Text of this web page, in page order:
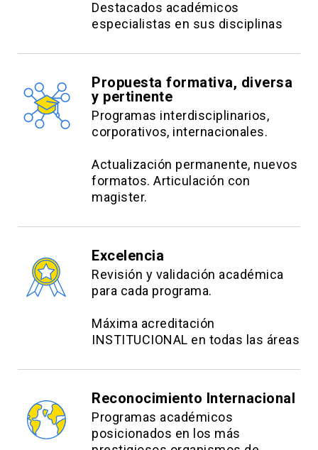
Destacados académicos
especialistas en sus disciplinas
Propuesta formativa, diversa
y pertinente
Programas interdisciplinarios,
corporativos, internacionales.
Actualización permanente, nuevos
formatos. Articulación con
magister.
Excelencia
Revisión y validación académica
para cada programa.
Máxima acreditación
INSTITUCIONAL en todas las áreas
Reconocimiento Internacional
Programas académicos
posicionados en los más